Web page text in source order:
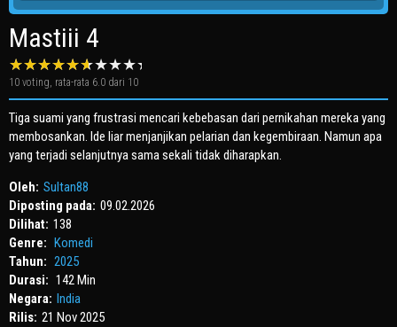
Mastiii 4
10 voting, rata-rata 6.0 dari 10
Tiga suami yang frustrasi mencari kebebasan dari pernikahan mereka yang
membosankan. Ide liar menjanjikan pelarian dan kegembiraan. Namun apa
yang terjadi selanjutnya sama sekali tidak diharapkan.
Oleh: Sultan88
Diposting pada: 09.02.2026
Dilihat: 138
Genre:
Komedi
Tahun: 2025
Durasi: 142 Min
Negara: India
Rilis: 21 Nov 2025